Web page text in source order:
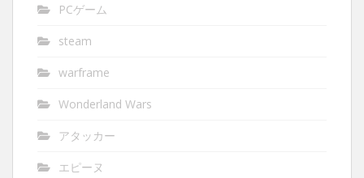
PCゲーム
steam
warframe
Wonderland Wars
アタッカー
エピーヌ